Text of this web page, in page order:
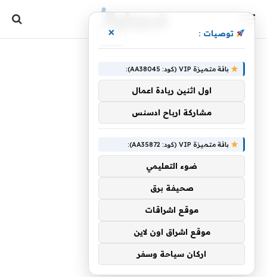
توصيات : ×
باقة متميزة VIP (كود: AA38045):
اول اثنين ريادة اعمال
مشاركة ارباح ادسنس
باقة متميزة VIP (كود: AA35872):
ضوء التعليمي
صحيفة برق
موقع اشراقات
موقع اشراق اون لاين
اركان سياحة وسفر